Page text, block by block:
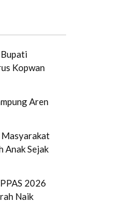
Kopwan
Aren
Anak Sejak
2026
Naik